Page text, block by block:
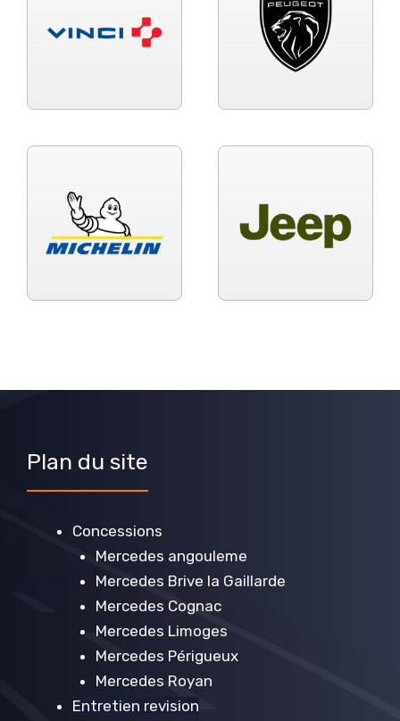
Plan du site
Concessions
Mercedes angouleme
Mercedes Brive la Gaillarde
Mercedes Cognac
Mercedes Limoges
Mercedes Périgueux
Mercedes Royan
Entretien revision